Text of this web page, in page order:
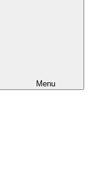
Menu